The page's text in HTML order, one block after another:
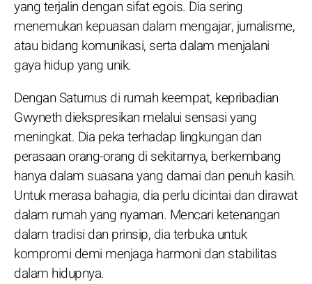
yang terjalin dengan sifat egois. Dia sering
menemukan kepuasan dalam mengajar, jurnalisme,
atau bidang komunikasi, serta dalam menjalani
gaya hidup yang unik.
Dengan Saturnus di rumah keempat, kepribadian
Gwyneth diekspresikan melalui sensasi yang
meningkat. Dia peka terhadap lingkungan dan
perasaan orang-orang di sekitarnya, berkembang
hanya dalam suasana yang damai dan penuh kasih.
Untuk merasa bahagia, dia perlu dicintai dan dirawat
dalam rumah yang nyaman. Mencari ketenangan
dalam tradisi dan prinsip, dia terbuka untuk
kompromi demi menjaga harmoni dan stabilitas
dalam hidupnya.